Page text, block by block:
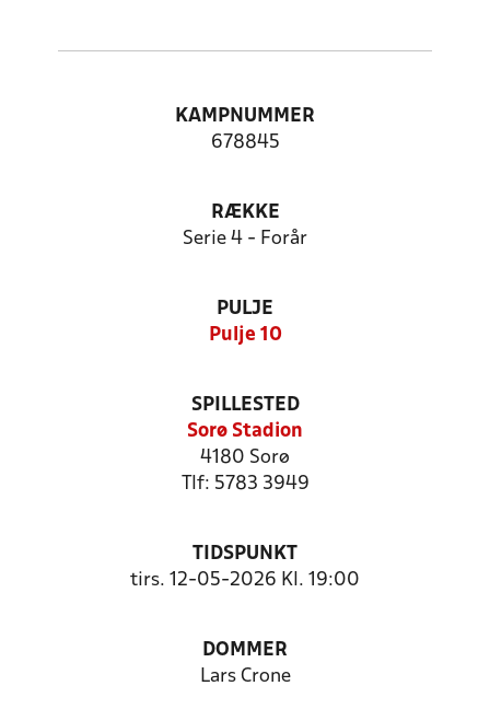
KAMPNUMMER
678845
RÆKKE
Serie 4 - Forår
PULJE
Pulje 10
SPILLESTED
Sorø Stadion
4180 Sorø
Tlf: 5783 3949
TIDSPUNKT
tirs. 12-05-2026 Kl. 19:00
DOMMER
Lars Crone